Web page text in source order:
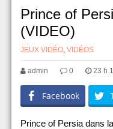
Prince of
(VIDEO)
JEUX VIDÉO, VIDÉOS
admin 0 23 h
Facebook
Prince of Persia dans